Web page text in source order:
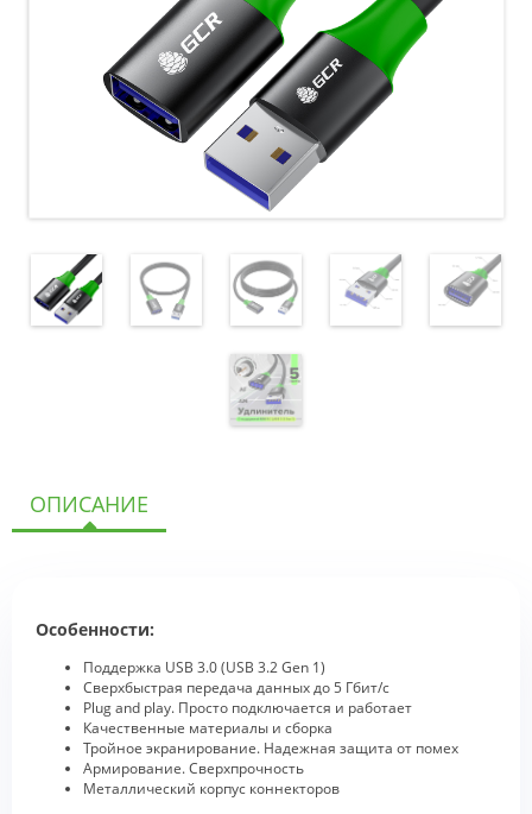
ОПИСАНИЕ
Особенности:
Поддержка USB 3.0 (USB 3.2 Gen 1)
Сверхбыстрая передача данных до 5 Гбит/с
Plug and play. Просто подключается и работает
Качественные материалы и сборка
Тройное экранирование. Надежная защита от помех
Армирование. Сверхпрочность
Металлический корпус коннекторов